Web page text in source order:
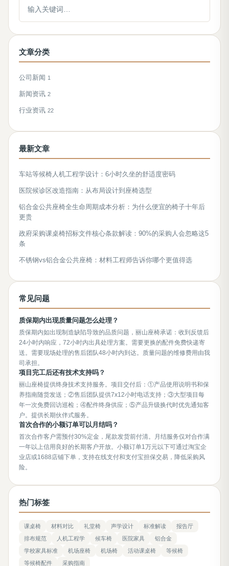
文章分类
公司新闻 1
新闻资讯 2
行业资讯 22
最新文章
车站等候椅人机工程学设计：6小时久坐的舒适度密码
医院候诊区改造指南：从布局设计到座椅选型
铝合金公共座椅全生命周期成本分析：为什么便宜的椅子十年后
更贵
政府采购课桌椅招标文件核心条款解读：90%的采购人会忽略这5
条
不锈钢vs铝合金公共座椅：材料工程师告诉你哪个更值得选
常见问题
质保期内出现质量问题怎么处理？
质保期内如出现制造缺陷导致的品质问题，丽山座椅承诺：收到反馈后
24小时内响应，72小时内出具处理方案。需要更换的配件免费快递寄
送。需要现场处理的售后团队48小时内到达。质量问题的维修费用由我
司承担。
项目完工后还有技术支持吗？
丽山座椅提供终身技术支持服务。项目交付后：①产品使用说明书和保
养指南随货发送；②售后团队提供7x12小时电话支持；③大型项目每
年一次免费回访巡检；④配件终身供应；⑤产品升级换代时优先通知客
户。提供长期伙伴式服务。
首次合作的小额订单可以月结吗？
首次合作客户需预付30%定金，尾款发货前付清。月结服务仅对合作满
一年以上信用良好的长期客户开放。小额订单1万元以下可通过淘宝企
业店或1688店铺下单，支持在线支付和支付宝担保交易，降低采购风
险。
热门标签
课桌椅 材料对比 礼堂椅 声学设计 标准解读
报告厅
排布规范
人机工程学 候车椅 医院家具
铝合金
学校家具标准
机场座椅 机场椅 活动课桌椅
等候椅
等候椅配件
采购指南